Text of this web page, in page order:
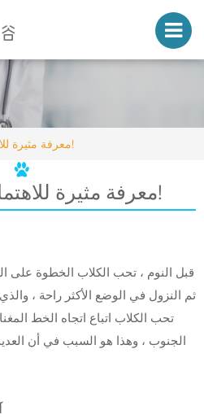
معرفة مثيرة للاهتمام حول الكلاب!
معرفة مثيرة للاهتمام حول الكلاب!
قبل النوم ، تحب الكلاب الخطوة على
ثم النزول في الوضع الأكثر راحة ،
تحب الكلاب اتباع اتجاه الخط
الجنوب ، وهذا هو السبب في أن